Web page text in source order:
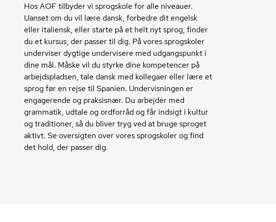
Hos AOF tilbyder vi sprogskole for alle niveauer.
Uanset om du vil lære dansk, forbedre dit engelsk
eller italiensk, eller starte på et helt nyt sprog, finder
du et kursus, der passer til dig. På vores sprogskoler
underviser dygtige undervisere med udgangspunkt i
dine mål. Måske vil du styrke dine kompetencer på
arbejdspladsen, tale dansk med kollegaer eller lære et
sprog før en rejse til Spanien. Undervisningen er
engagerende og praksisnær. Du arbejder med
grammatik, udtale og ordforråd og får indsigt i kultur
og traditioner, så du bliver tryg ved at bruge sproget
aktivt. Se oversigten over vores sprogskoler og find
det hold, der passer dig.